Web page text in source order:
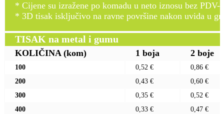
* Cijene su izražene po komadu u neto iznosu bez PDV-
* 3D tisak isključivo na ravne površine nakon uvida u
TISAK na metal i gumu
KOLIČINA (kom) 1 boja 2 boje
100 0,52 €
0,86 €
200
0,43 €
0,60 €
300
0,35 €
0,52 €
400
0,33 €
0,47 €